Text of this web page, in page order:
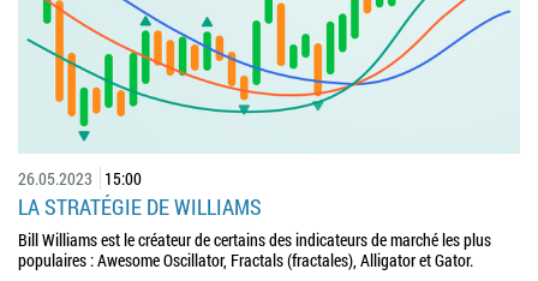
26.05.2023 15:00
LA STRATÉGIE DE WILLIAMS
Bill Williams est le créateur de certains des indicateurs de marché les plus
populaires : Awesome Oscillator, Fractals (fractales), Alligator et Gator.